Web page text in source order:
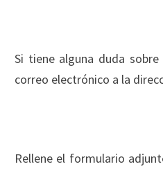
Si tiene alguna duda
correo electrónico a la
Rellene el formulario